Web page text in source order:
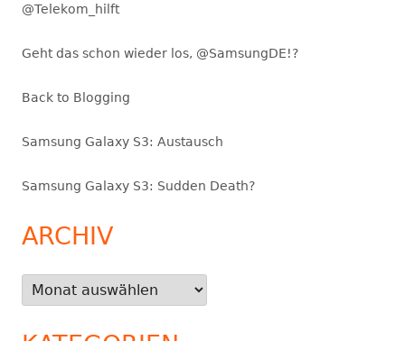
@Telekom_hilft
Geht das schon wieder los, @SamsungDE!?
Back to Blogging
Samsung Galaxy S3: Austausch
Samsung Galaxy S3: Sudden Death?
ARCHIV
Archiv